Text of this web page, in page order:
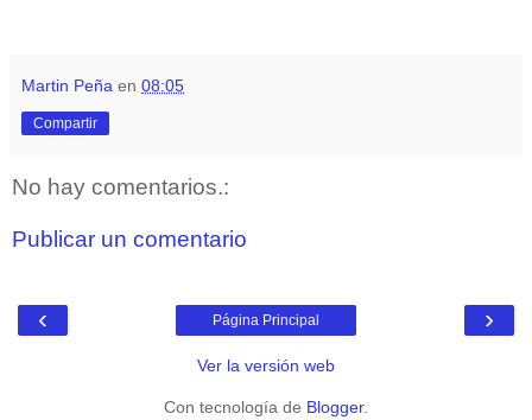
Martin Peña en 08:05
Compartir
No hay comentarios.:
Publicar un comentario
‹ ›
Página Principal
Ver la versión web
Con tecnología de Blogger.